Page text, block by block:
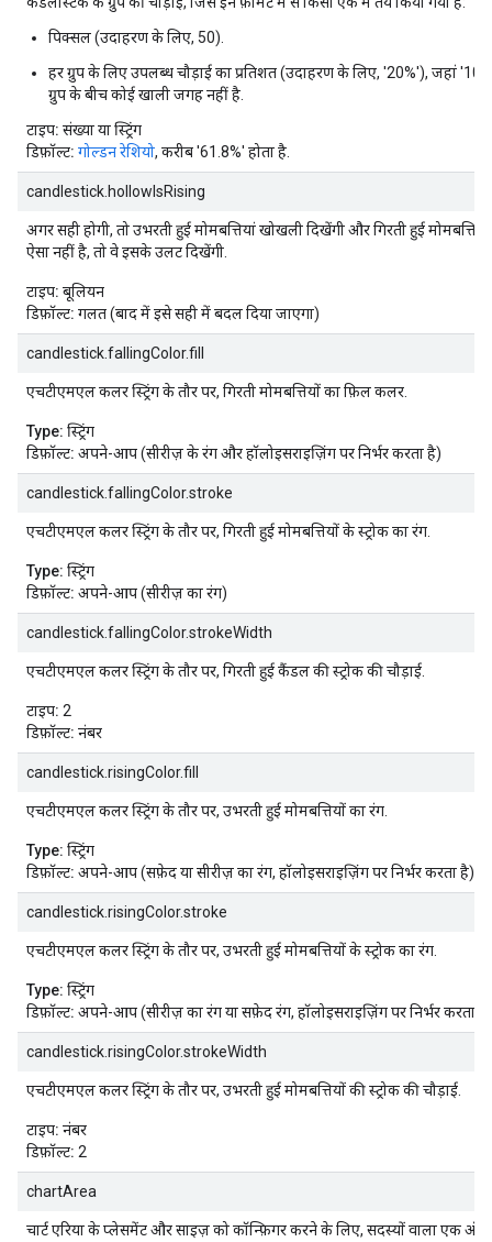
पिक्सल (उदाहरण के लिए, 50).
हर ग्रुप के लिए उपलब्ध चौड़ाई का प्रतिशत (उदाहरण के लिए, '20%'), जहां
ग्रुप के बीच कोई खाली जगह नहीं है.
टाइप: संख्या या स्ट्रिंग
डिफ़ॉल्ट: गोल्डन रेशियो, करीब '61.8%' होता है.
candlestick.hollowIsRising
अगर सही होगी, तो उभरती हुई मोमबत्तियां खोखली दिखेंगी और गिरती हुई
ऐसा नहीं है, तो वे इसके उलट दिखेंगी.
टाइप: बूलियन
डिफ़ॉल्ट: गलत (बाद में इसे सही में बदल दिया जाएगा)
candlestick.fallingColor.fill
एचटीएमएल कलर स्ट्रिंग के तौर पर, गिरती मोमबत्तियों का फ़िल कलर.
Type: स्ट्रिंग
डिफ़ॉल्ट: अपने-आप (सीरीज़ के रंग और हॉलोइसराइज़िंग पर निर्भर करता है)
candlestick.fallingColor.stroke
एचटीएमएल कलर स्ट्रिंग के तौर पर, गिरती हुई मोमबत्तियों के स्ट्रोक का रंग.
Type: स्ट्रिंग
डिफ़ॉल्ट: अपने-आप (सीरीज़ का रंग)
candlestick.fallingColor.strokeWidth
एचटीएमएल कलर स्ट्रिंग के तौर पर, गिरती हुई कैंडल की स्ट्रोक की चौड़ाई.
टाइप: 2
डिफ़ॉल्ट: नंबर
candlestick.risingColor.fill
एचटीएमएल कलर स्ट्रिंग के तौर पर, उभरती हुई मोमबत्तियों का रंग.
Type: स्ट्रिंग
डिफ़ॉल्ट: अपने-आप (सफ़ेद या सीरीज़ का रंग, हॉलोइसराइज़िंग पर निर्भर करता है)
candlestick.risingColor.stroke
एचटीएमएल कलर स्ट्रिंग के तौर पर, उभरती हुई मोमबत्तियों के स्ट्रोक का रंग.
Type: स्ट्रिंग
डिफ़ॉल्ट: अपने-आप (सीरीज़ का रंग या सफ़ेद रंग, हॉलोइसराइज़िंग पर निर्भर करता है)
candlestick.risingColor.strokeWidth
एचटीएमएल कलर स्ट्रिंग के तौर पर, उभरती हुई मोमबत्तियों की स्ट्रोक की चौड़ाई.
टाइप: नंबर
डिफ़ॉल्ट: 2
chartArea
चार्ट एरिया के प्लेसमेंट और साइज़ को कॉन्फ़िगर करने के लिए, सदस्यों वाला एक